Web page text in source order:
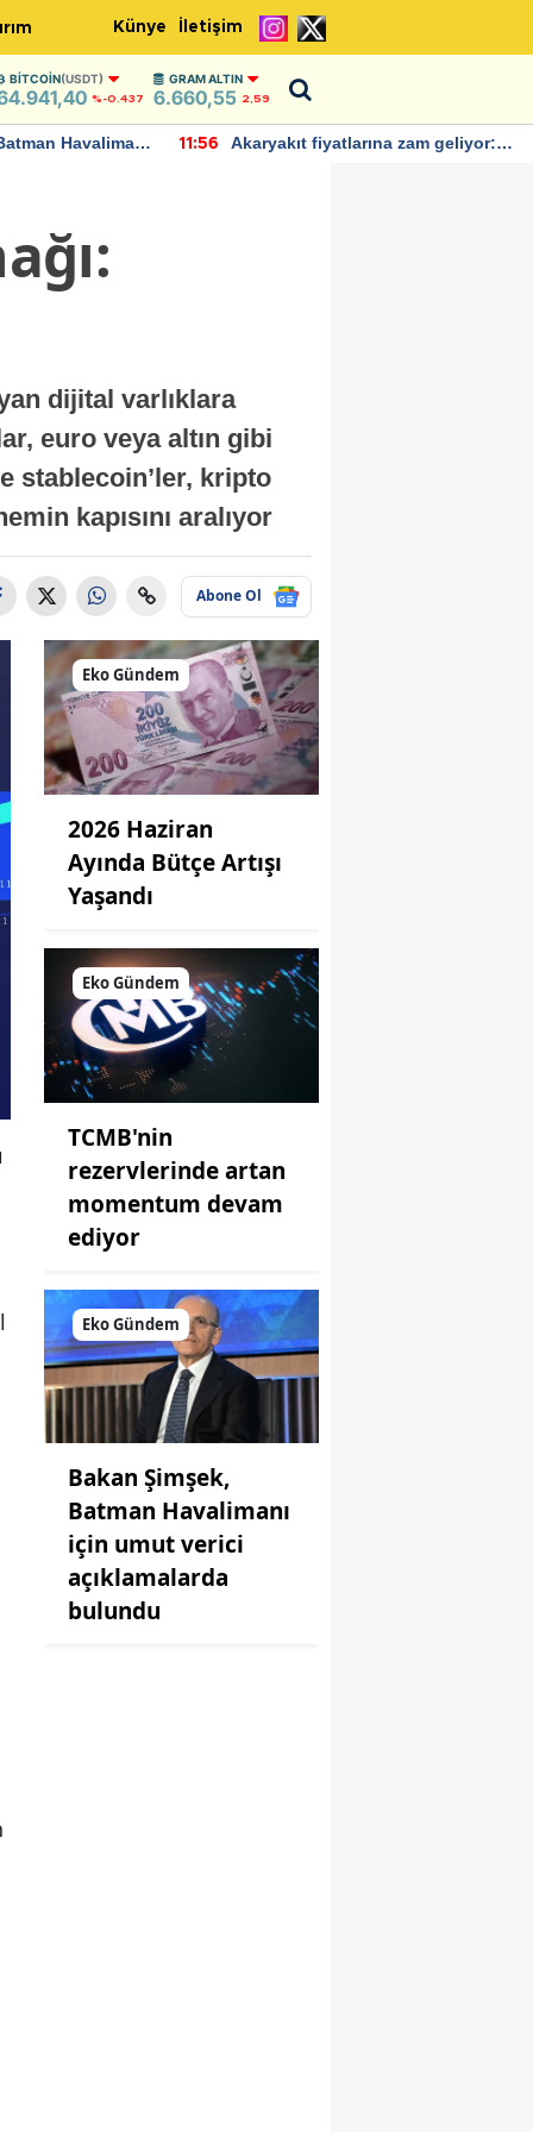
Künye İletişim
BITCOIN(USDT)
%-0.437
GRAM ALTIN
6.660,55 2,59
Havalimanı
11:56
Akaryakıt fiyatlarına zam geliyor:
dijital varlıklara
euro veya altın gibi
stablecoin’ler, kripto
kapısını aralıyor
Abone Ol
Eko Gündem
2026 Haziran
Ayında Bütçe Artışı
Yaşandı
Eko Gündem
TCMB'nin
rezervlerinde artan
momentum devam
ediyor
Eko Gündem
Bakan Şimşek,
Batman Havalimanı
için umut verici
açıklamalarda
bulundu